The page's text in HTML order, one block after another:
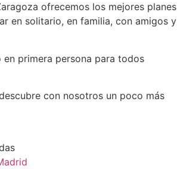
ofrecemos los mejores planes
en solitario, en familia, con amigos y
primera persona para todos
con nosotros un poco más